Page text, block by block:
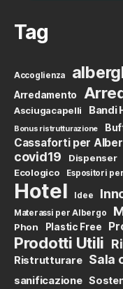
Tag
Accoglienza
Arredamento
Asciugacapelli Bandi
Bonus ristrutturazione
Cassaforti per
covid19
Dispenser
Ecologico
Espositori
Hotel Idee
Materassi per Albergo
Phon Plastic Free
Prodotti Utili
Ristrutturare Sala
sanificazione